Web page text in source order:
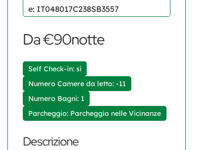
e: IT048017C238SB3557
Da €90notte
Self Check-in: sì
Numero Camere da letto: -11
Numero Bagni: 1
Parcheggio: Parcheggio nelle Vicinanze
Descrizione